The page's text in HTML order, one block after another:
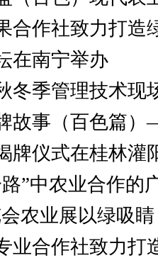
合作社致力打造
在南宁举办
冬季管理技术现
故事（百色篇
牌仪式在桂林灌
”中农业合作的
农业展以绿吸
业合作社致力打